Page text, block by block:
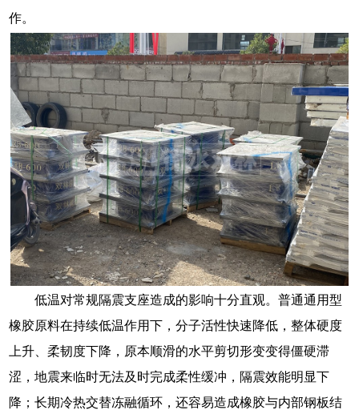
作。
低温对常规隔震支座造成的影响十分直观。普通通用型
橡胶原料在持续低温作用下，分子活性快速降低，整体硬度
上升、柔韧度下降，原本顺滑的水平剪切形变变得僵硬滞
涩，地震来临时无法及时完成柔性缓冲，隔震效能明显下
降；长期冷热交替冻融循环，还容易造成橡胶与内部钢板结